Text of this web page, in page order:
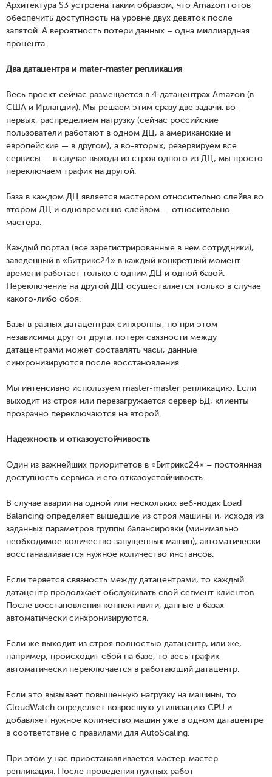
Архитектура S3 устроена таким образом, что Amazon готов
обеспечить доступность на уровне двух девяток после
запятой. А вероятность потери данных – одна миллиардная
процента.
Два датацентра и mater-master репликация
Весь проект сейчас размещается в 4 датацентрах Amazon (в
США и Ирландии). Мы решаем этим сразу две задачи: во-
первых, распределяем нагрузку (сейчас российские
пользователи работают в одном ДЦ, а американские и
европейские — в другом), а во-вторых, резервируем все
сервисы — в случае выхода из строя одного из ДЦ, мы просто
переключаем трафик на другой.
База в каждом ДЦ является мастером относительно слейва во
втором ДЦ и одновременно слейвом — относительно
мастера.
Каждый портал (все зарегистрированные в нем сотрудники),
заведенный в «Битрикс24» в каждый конкретный момент
времени работает только с одним ДЦ и одной базой.
Переключение на другой ДЦ осуществляется только в случае
какого-либо сбоя.
Базы в разных датацентрах синхронны, но при этом
независимы друг от друга: потеря связности между
датацентрами может составлять часы, данные
синхронизируются после восстановления.
Мы интенсивно используем master-master репликацию. Если
выходит из строя или перезагружается сервер БД, клиенты
прозрачно переключаются на второй.
Надежность и отказоустойчивость
Один из важнейших приоритетов в «Битрикс24» – постоянная
доступность сервиса и его отказоустойчивость.
В случае аварии на одной или нескольких веб-нодах Load
Balancing определяет вышедшие из строя машины и, исходя из
заданных параметров группы балансировки (минимально
необходимое количество запущенных машин), автоматически
восстанавливается нужное количество инстансов.
Если теряется связность между датацентрами, то каждый
датацентр продолжает обслуживать свой сегмент клиентов.
После восстановления коннективити, данные в базах
автоматически синхронизируются.
Если же выходит из строя полностью датацентр, или же,
например, происходит сбой на базе, то весь трафик
автоматически переключается в работающий датацентр.
Если это вызывает повышенную нагрузку на машины, то
CloudWatch определяет возросшую утилизацию CPU и
добавляет нужное количество машин уже в одном датацентре
в соответствие с правилами для AutoScaling.
При этом у нас приостанавливается мастер-мастер
репликация. После проведения нужных работ